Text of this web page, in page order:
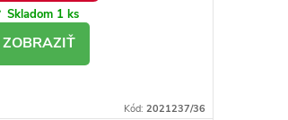
Skladom 1 ks
Kód: 2021237/36